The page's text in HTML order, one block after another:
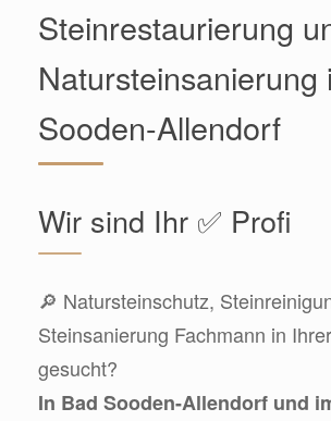
Steinrestaurierung
Natursteinsanierung
Sooden-Allendorf
Wir sind Ihr ✅ Profi
🔎 Natursteinschutz,
Steinsanierung Fachmann in
gesucht?
In Bad Sooden-Allendorf und